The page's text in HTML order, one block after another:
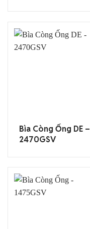
Bìa Còng Ống DE –
2470GSV